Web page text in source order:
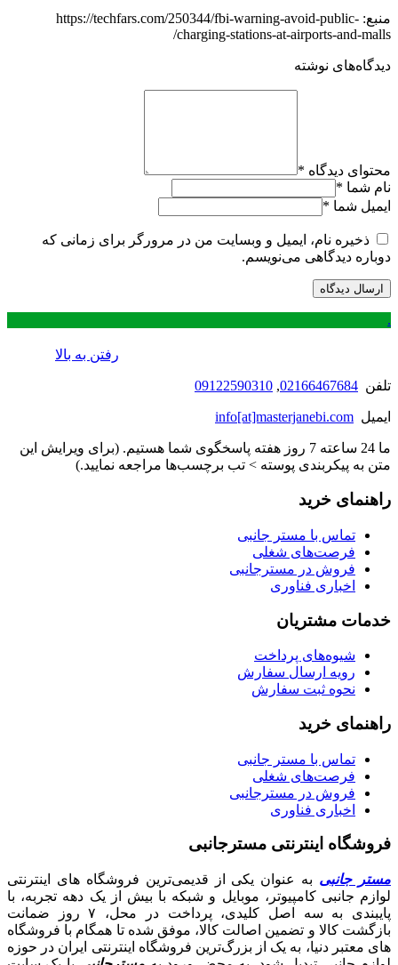
منبع: https://techfars.com/250344/fbi-warning-avoid-public-
charging-stations-at-airports-and-malls/
دیدگاه‌های نوشته
محتوای دیدگاه *
نام شما *
ایمیل شما *
ذخیره نام، ایمیل و وبسایت من در مرورگر برای زمانی که
دوباره دیدگاهی می‌نویسم.
.
رفتن به بالا
تلفن 02166467684
,
09122590310
ایمیل info[at]masterjanebi.com
ما 24 ساعته 7 روز هفته پاسخگوی شما هستیم. (برای ویرایش این
متن به پیکربندی پوسته > تب برچسب‌ها مراجعه نمایید.)
راهنمای خرید
تماس با مستر جانبی
فرصت‌های شغلی
فروش در مسترجانبی
اخباری فناوری
خدمات مشتریان
شیوه‌های پرداخت
رویه ارسال سفارش
نحوه ثبت سفارش
راهنمای خرید
تماس با مستر جانبی
فرصت‌های شغلی
فروش در مسترجانبی
اخباری فناوری
فروشگاه اینترنتی مسترجانبی
مستر جانبی به عنوان یکی از قدیمی‌ترین فروشگاه های اینترنتی
لوازم جانبی کامپیوتر، موبایل و شبکه با بیش از یک دهه تجربه، با
پایبندی به سه اصل کلیدی، پرداخت در محل، ۷ روز ضمانت
بازگشت کالا و تضمین اصالت کالا، موفق شده تا همگام با فروشگاه‌
های معتبر دنیا، به یک از بزرگ‌ترین فروشگاه اینترنتی ایران در حوزه